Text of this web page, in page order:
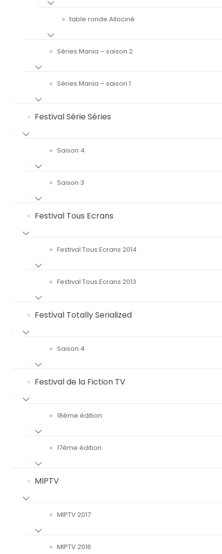
table ronde Allociné
Séries Mania – saison 2
Séries Mania – saison 1
Festival Série Séries
Saison 4
Saison 3
Festival Tous Ecrans
Festival Tous Ecrans 2014
Festival Tous Ecrans 2013
Festival Totally Serialized
Saison 4
Festival de la Fiction TV
18ème édition
17ème édition
MIPTV
MIPTV 2017
MIPTV 2016